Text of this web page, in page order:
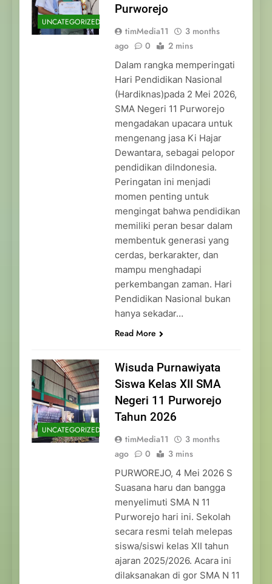
UNCATEGORIZED
Purworejo
timMedia11
3 months
ago
0 2 mins
Dalam rangka memperingati
Hari Pendidikan Nasional
(Hardiknas)pada 2 Mei 2026,
SMA Negeri 11 Purworejo
mengadakan upacara untuk
mengenang jasa Ki Hajar
Dewantara, sebagai pelopor
pendidikan diIndonesia.
Peringatan ini menjadi
momen penting untuk
mengingat bahwa pendidikan
memiliki peran besar dalam
membentuk generasi yang
cerdas, berkarakter, dan
mampu menghadapi
perkembangan zaman. Hari
Pendidikan Nasional bukan
hanya sekadar…
Read More
UNCATEGORIZED
Wisuda Purnawiyata
Siswa Kelas XII SMA
Negeri 11 Purworejo
Tahun 2026
timMedia11
3 months
ago
0 3 mins
PURWOREJO, 4 Mei 2026 S
Suasana haru dan bangga
menyelimuti SMA N 11
Purworejo hari ini. Sekolah
secara resmi telah melepas
siswa/siswi kelas XII tahun
ajaran 2025/2026. Acara ini
dilaksanakan di gor SMA N 11